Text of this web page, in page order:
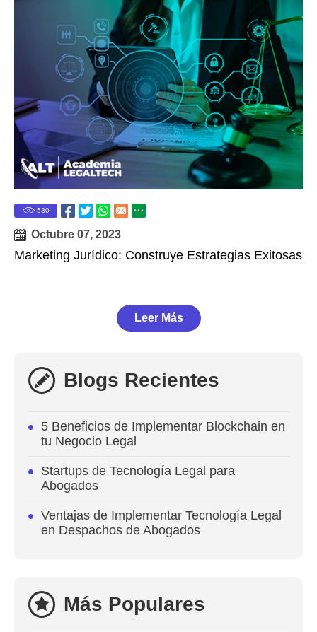
530
Octubre 07, 2023
Marketing Jurídico: Construye Estrategias Exitosas
Leer Más
Blogs Recientes
5 Beneficios de Implementar Blockchain en
tu Negocio Legal
Startups de Tecnología Legal para
Abogados
Ventajas de Implementar Tecnología Legal
en Despachos de Abogados
Más Populares